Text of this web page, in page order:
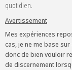
quotidien.
Avertissement
Mes expériences
cas, je ne me base
donc de bien vouloir
de discernement